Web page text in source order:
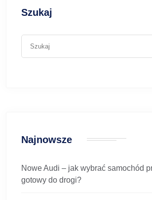
Szukaj
Najnowsze
Nowe Audi – jak wybrać samochód
gotowy do drogi?